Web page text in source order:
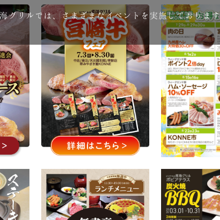
グリルでは、さまざまなイベントを実施しておりま